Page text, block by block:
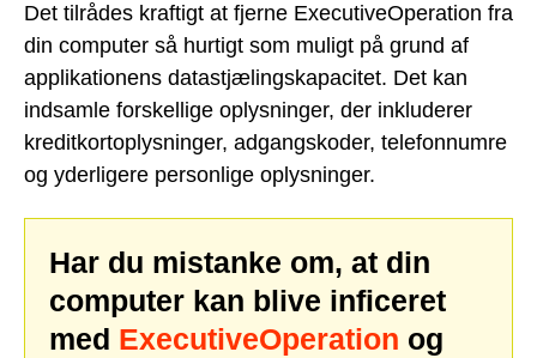
Det tilrådes kraftigt at fjerne ExecutiveOperation fra
din computer så hurtigt som muligt på grund af
applikationens datastjælingskapacitet. Det kan
indsamle forskellige oplysninger, der inkluderer
kreditkortoplysninger, adgangskoder, telefonnumre
og yderligere personlige oplysninger.
Har du mistanke om, at din
computer kan blive inficeret
med ExecutiveOperation og